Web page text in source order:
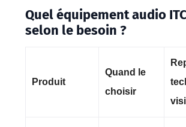
Quel équipement audio
selon le besoin ?
Produit
Quand le
choisir